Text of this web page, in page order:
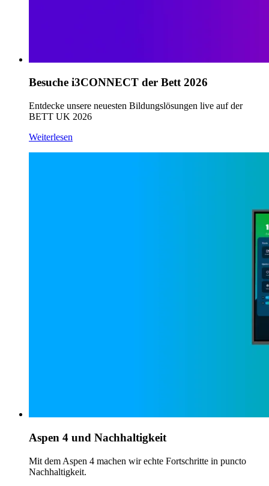
Besuche i3CONNECT der Bett 2026
Entdecke unsere neuesten Bildungslösungen live auf der
BETT UK 2026
Weiterlesen
Aspen 4 und Nachhaltigkeit
Mit dem Aspen 4 machen wir echte Fortschritte in puncto
Nachhaltigkeit.